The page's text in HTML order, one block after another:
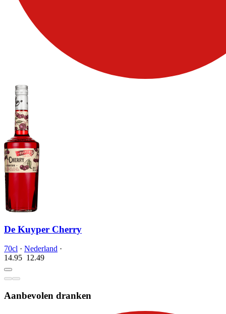
De Kuyper Cherry
70cl · Nederland ·
14.95 12.49
Aanbevolen dranken